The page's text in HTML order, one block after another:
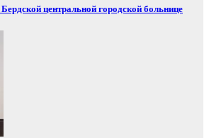
центральной городской больнице